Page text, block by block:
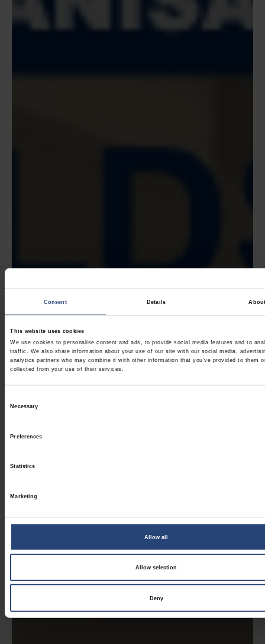
Consent Details About
This website uses cookies
We use cookies to personalise content and ads, to provide social media features and to
traffic. We also share information about your use of our site with our social media,
analytics partners who may combine it with other information that you’ve provided to them
collected from your use of their services.
Necessary
Preferences
Statistics
Marketing
Allow all
Allow selection
Deny